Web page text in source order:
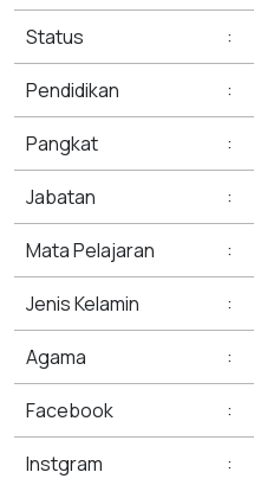
Status :
Pendidikan :
Pangkat :
Jabatan :
Mata Pelajaran :
Jenis Kelamin :
Agama :
Facebook :
Instgram :